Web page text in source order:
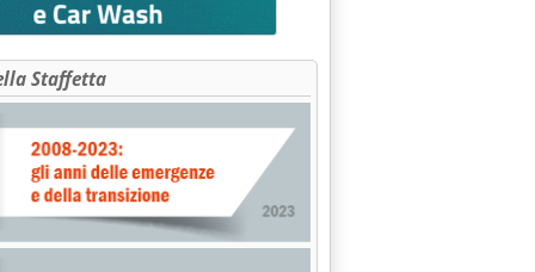
vertici'
Staffetta